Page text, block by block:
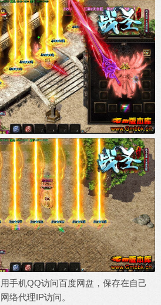
手机QQ访问百度网盘，保存在自己
络代理IP访问。